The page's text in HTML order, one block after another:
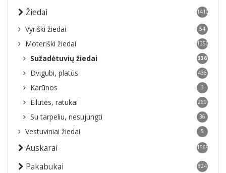
Žiedai 1410
Vyriški žiedai 54
Moteriški žiedai 1350
Sužadėtuvių žiedai 336
Dvigubi, platūs 436
Karūnos 3
Eilutės, ratukai 269
Su tarpeliu, nesujungti 36
Vestuviniai žiedai 5
Auskarai 1569
Pakabukai 824